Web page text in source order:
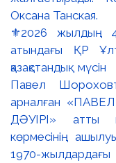
⚜️2026 жылдың 4
атындағы ҚР
қазақстандық
Павел
арналған
ДӘУІРІ» атты
көрмесінің
1970-